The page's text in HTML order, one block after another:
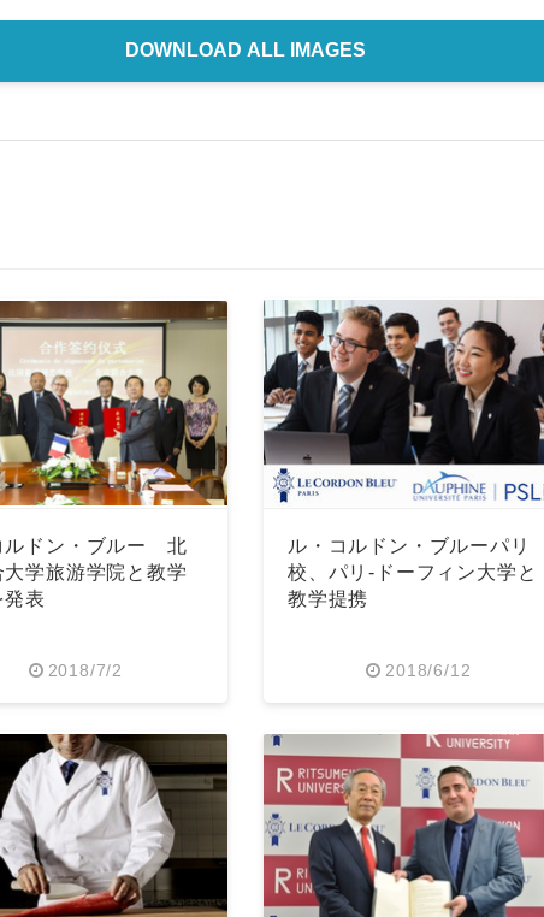
DOWNLOAD ALL IMAGES
ルドン・ブルー 北
大学旅游学院と教学
表
2018/7/2
ル・コルドン・ブルーパリ
校、パリ-ドーフィン大学と
教学提携
2018/6/12
Japanese